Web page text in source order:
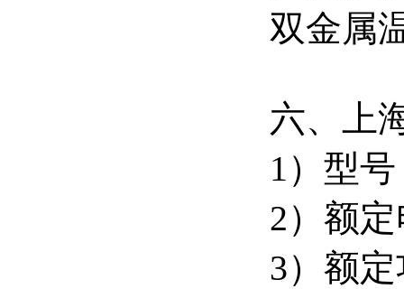
双金属
六、上
1）型号
2）额
3）额